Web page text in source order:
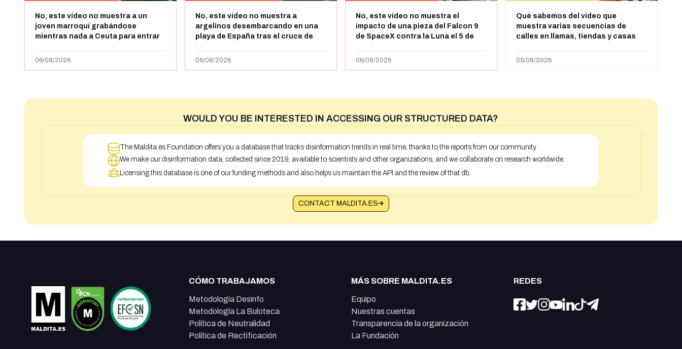
No, este vídeo no muestra a un
joven marroquí grabándose
mientras nada a Ceuta para entrar
más de 450km de Ceuta y el autor lo
06/08/2026
No, este vídeo no muestra a
argelinos desembarcando en una
playa de España tras el cruce de
de julio de 2026: son imágenes de
06/08/2026
No, este vídeo no muestra el
impacto de una pieza del Falcon 9
de SpaceX contra la Luna el 5 de
menos abril de 2026
06/08/2026
Qué sabemos del vídeo que
muestra varias secuencias de
calles en llamas, tiendas y casas
supuestamente en España tras la
05/08/2026
WOULD YOU BE INTERESTED IN ACCESSING OUR STRUCTURED DATA?
The Maldita.es Foundation offers you a database that tracks disinformation trends in real time, thanks to the reports from our community
We make our disinformation data, collected since 2019, available to scientists and other organizations, and we collaborate on research worldwide.
Licensing this database is one of our funding methods and also helps us maintain the API and the review of that db.
CONTACT MALDITA.ES
CÓMO TRABAJAMOS
Metodología Desinfo
Metodología La Buloteca
Política de Neutralidad
Política de Rectificación
MÁS SOBRE MALDITA.ES
Equipo
Nuestras cuentas
Transparencia de la organización
La Fundación
REDES